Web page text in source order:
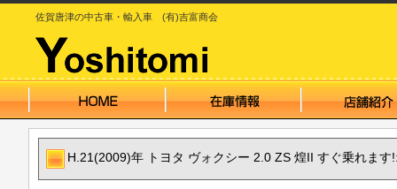
佐賀唐津の中古車・輸入車 (有)吉富商会
H.21(2009)年 トヨタ ヴォクシー 2.0 ZS 煌II すぐ乗れます